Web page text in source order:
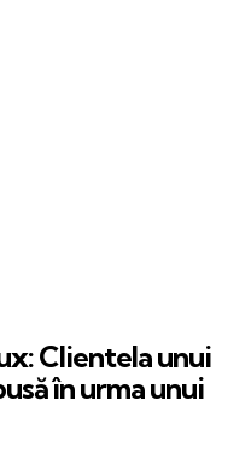
Clientela unui
în urma unui